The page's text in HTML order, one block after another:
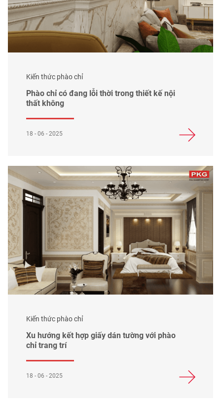
Kiến thức phào chỉ
Phào chỉ có đang lỗi thời trong thiết kế nội
thất không
18 - 06 - 2025
Kiến thức phào chỉ
Xu hướng kết hợp giấy dán tường với phào
chỉ trang trí
18 - 06 - 2025